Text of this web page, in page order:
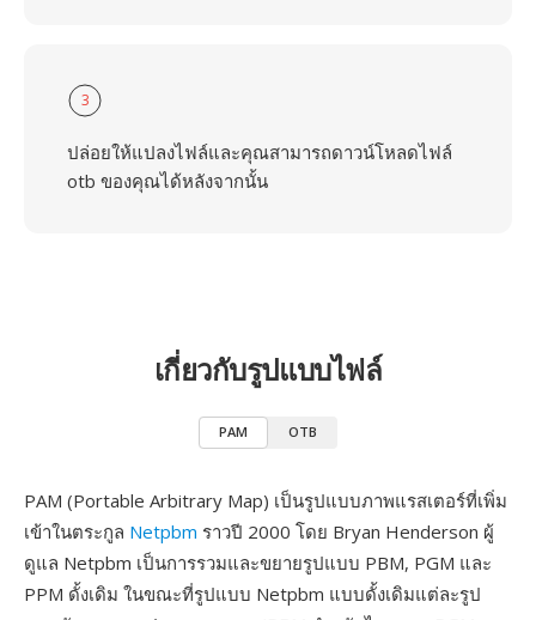
3
ปล่อยให้แปลงไฟล์และคุณสามารถดาวน์โหลดไฟล์
otb ของคุณได้หลังจากนั้น
เกี่ยวกับรูปแบบไฟล์
PAM OTB
PAM (Portable Arbitrary Map) เป็นรูปแบบภาพแรสเตอร์ที่เพิ่ม
เข้าในตระกูล Netpbm ราวปี 2000 โดย Bryan Henderson ผู้
ดูแล Netpbm เป็นการรวมและขยายรูปแบบ PBM, PGM และ
PPM ดั้งเดิม ในขณะที่รูปแบบ Netpbm แบบดั้งเดิมแต่ละรูป